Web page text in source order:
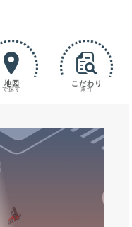
地図
で探す
こだわり
条件